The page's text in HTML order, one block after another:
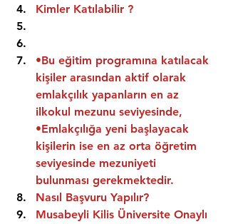
Kimler Katılabilir ?
•Bu eğitim programına katılacak
kişiler arasından aktif olarak
emlakçılık yapanların en az
ilkokul mezunu seviyesinde,
•Emlakçılığa yeni başlayacak
kişilerin ise en az orta öğretim
seviyesinde mezuniyeti
bulunması gerekmektedir.
Nasıl Başvuru Yapılır?
Musabeyli Kilis Üniversite Onaylı